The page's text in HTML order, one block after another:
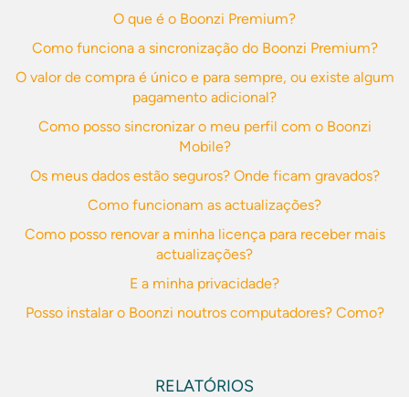
O que é o Boonzi Premium?
Como funciona a sincronização do Boonzi Premium?
O valor de compra é único e para sempre, ou existe algum
pagamento adicional?
Como posso sincronizar o meu perfil com o Boonzi
Mobile?
Os meus dados estão seguros? Onde ficam gravados?
Como funcionam as actualizações?
Como posso renovar a minha licença para receber mais
actualizações?
E a minha privacidade?
Posso instalar o Boonzi noutros computadores? Como?
RELATÓRIOS